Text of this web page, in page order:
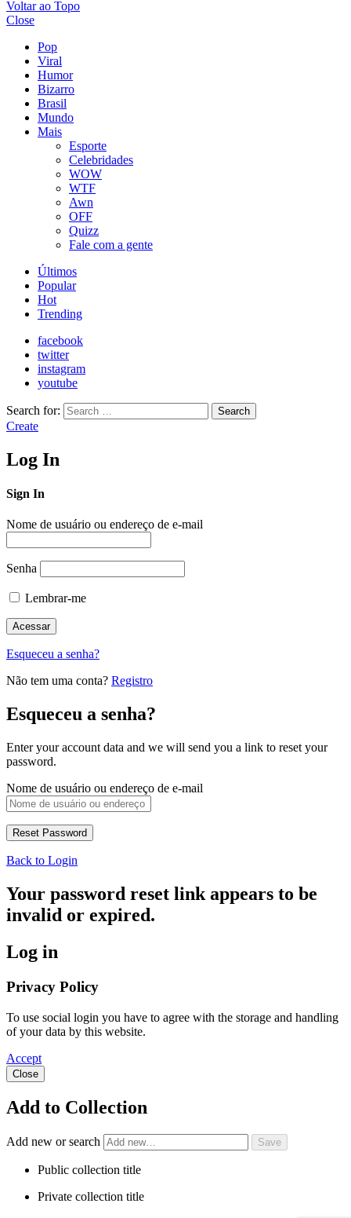
Voltar ao Topo
Close
Pop
Viral
Humor
Bizarro
Brasil
Mundo
Mais
Esporte
Celebridades
WOW
WTF
Awn
OFF
Quizz
Fale com a gente
Últimos
Popular
Hot
Trending
facebook
twitter
instagram
youtube
Search for: Search
Create
Log In
Sign In
Nome de usuário ou endereço de e-mail
Senha
Lembrar-me
Esqueceu a senha?
Não tem uma conta? Registro
Esqueceu a senha?
Enter your account data and we will send you a link to reset your
password.
Nome de usuário ou endereço de e-mail
Back to Login
Your password reset link appears to be
invalid or expired.
Log in
Privacy Policy
To use social login you have to agree with the storage and handling
of your data by this website.
Accept
Close
Add to Collection
Add new or search
Public collection title
Private collection title